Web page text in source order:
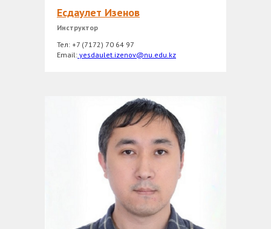
Есдаулет Изенов
Инструктор
Тел: +7 (7172) 70 64 97
Email: yesdaulet.izenov@nu.edu.kz